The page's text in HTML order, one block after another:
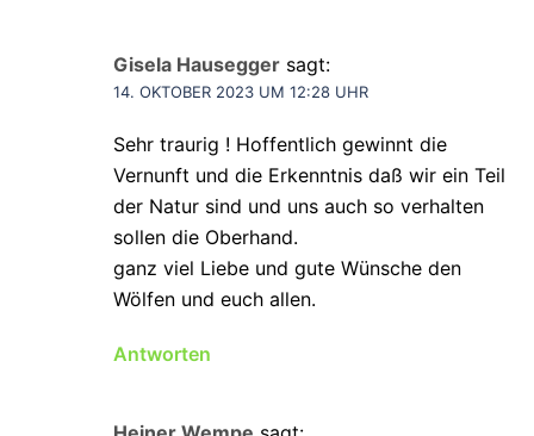
Gisela Hausegger sagt:
14. OKTOBER 2023 UM 12:28 UHR
Sehr traurig ! Hoffentlich gewinnt die
Vernunft und die Erkenntnis daß wir ein Teil
der Natur sind und uns auch so verhalten
sollen die Oberhand.
ganz viel Liebe und gute Wünsche den
Wölfen und euch allen.
Antworten